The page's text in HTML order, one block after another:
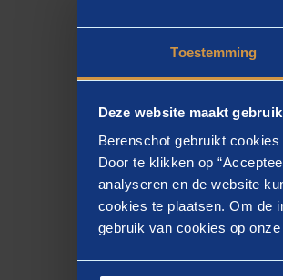
Toestemming
Deze website maakt
Berenschot gebruikt
Door te klikken op
analyseren en de website
cookies te plaatsen. Om de
gebruik van cookies op